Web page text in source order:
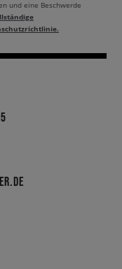
und eine Beschwerde